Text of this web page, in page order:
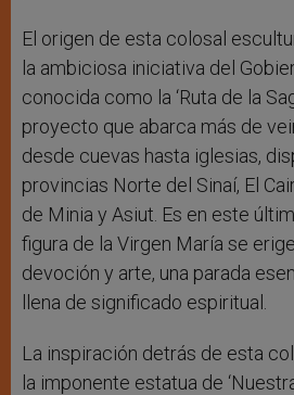
El origen de esta colosal
la ambiciosa iniciativa del
conocida como la ‘Ruta de la
proyecto que abarca más de
desde cuevas hasta iglesias,
provincias Norte del Sinaí, El
de Minia y Asiut. Es en este
figura de la Virgen María se
devoción y arte, una parada
llena de significado espiritual.
La inspiración detrás de esta
la imponente estatua de